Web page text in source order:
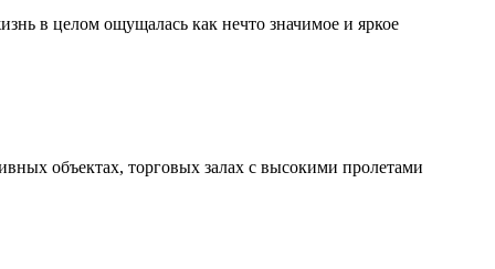
в целом ощущалась как нечто значимое и яркое
объектах, торговых залах с высокими пролетами